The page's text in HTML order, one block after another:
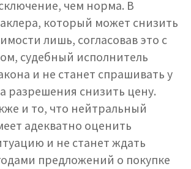
чем норма. В
который может снизить
лишь, согласовав это с
судебный исполнитель
и не станет спрашивать у
разрешения снизить цену.
и то, что нейтральный
адекватно оценить
и не станет ждать
предложений о покупке